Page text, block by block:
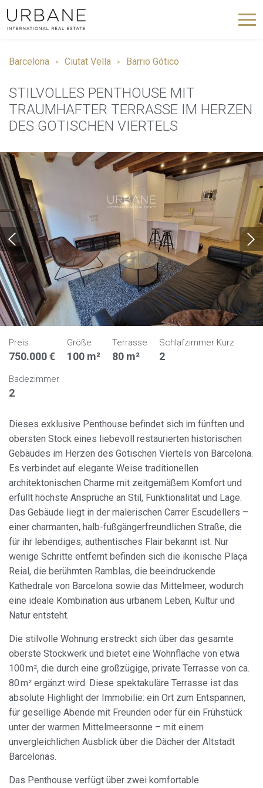
Barcelona Ciutat Vella Barrio Gótico
STILVOLLES PENTHOUSE MIT
TRAUMHAFTER TERRASSE IM HERZEN
DES GOTISCHEN VIERTELS
Preis
750.000 €
Größe
100 m²
Terrasse
80 m²
Schlafzimmer Kurz
2
Badezimmer
2
Dieses exklusive Penthouse befindet sich im fünften und
obersten Stock eines liebevoll restaurierten historischen
Gebäudes im Herzen des Gotischen Viertels von Barcelona.
Es verbindet auf elegante Weise traditionellen
architektonischen Charme mit zeitgemäßem Komfort und
erfüllt höchste Ansprüche an Stil, Funktionalität und Lage.
Das Gebäude liegt in der malerischen Carrer Escudellers –
einer charmanten, halb-fußgängerfreundlichen Straße, die
für ihr lebendiges, authentisches Flair bekannt ist. Nur
wenige Schritte entfernt befinden sich die ikonische Plaça
Reial, die berühmten Ramblas, die beeindruckende
Kathedrale von Barcelona sowie das Mittelmeer, wodurch
eine ideale Kombination aus urbanem Leben, Kultur und
Natur entsteht.
Die stilvolle Wohnung erstreckt sich über das gesamte
oberste Stockwerk und bietet eine Wohnfläche von etwa
100 m², die durch eine großzügige, private Terrasse von ca.
80 m² ergänzt wird. Diese spektakuläre Terrasse ist das
absolute Highlight der Immobilie: ein Ort zum Entspannen,
für gesellige Abende mit Freunden oder für ein Frühstück
unter der warmen Mittelmeersonne – mit einem
unvergleichlichen Ausblick über die Dächer der Altstadt
Barcelonas.
Das Penthouse verfügt über zwei komfortable